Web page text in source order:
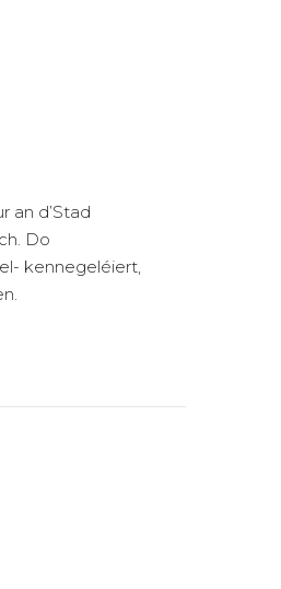
an d’Stad
Do
kennegeléiert,